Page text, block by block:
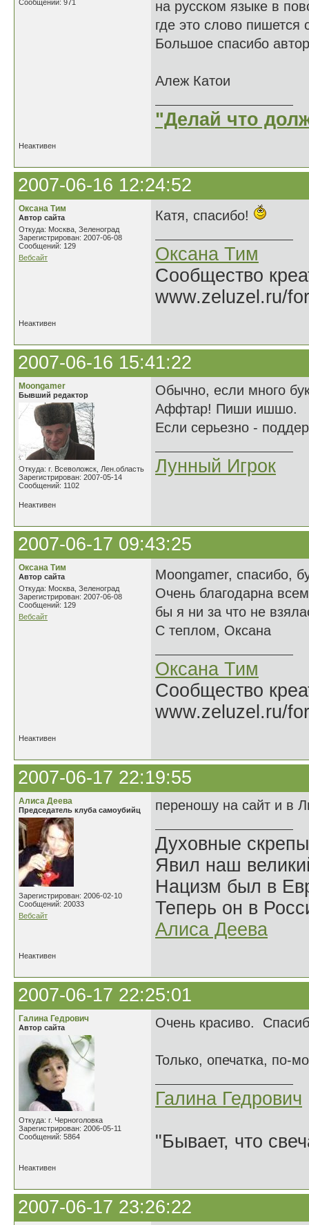
Сообщений: 971
на русском языке в
где это слово
Большое спасибо
Алеж Катои
"Делай что
Неактивен
2007-06-16 12:24:52
Оксана Тим
Автор сайта
Откуда: Москва, Зеленоград
Зарегистрирован: 2007-06-08
Сообщений: 129
Вебсайт
Катя, спасибо!
Оксана Тим
Сообщество
www.zeluzel.ru/
Неактивен
2007-06-16 15:41:22
Moongamer
Бывший редактор
Откуда: г. Всеволожск, Лен.область
Зарегистрирован: 2007-05-14
Сообщений: 1102
Обычно, если много
Аффтар! Пиши ишшо.
Если серьезно -
Лунный Игрок
Неактивен
2007-06-17 09:43:25
Оксана Тим
Автор сайта
Откуда: Москва, Зеленоград
Зарегистрирован: 2007-06-08
Сообщений: 129
Вебсайт
Moongamer, спасибо,
Очень благодарна
бы я ни за что не
С теплом, Оксана
Оксана Тим
Сообщество
www.zeluzel.ru/
Неактивен
2007-06-17 22:19:55
Алиса Деева
Председатель клуба самоубийц
Зарегистрирован: 2006-02-10
Сообщений: 20033
Вебсайт
переношу на сайт и в
Духовные
Явил наш
Нацизм был в
Теперь он в
Алиса Деева
Неактивен
2007-06-17 22:25:01
Галина Гедрович
Автор сайта
Откуда: г. Черноголовка
Зарегистрирован: 2006-05-11
Сообщений: 5864
Очень красиво.
Только, опечатка, по-
Галина Гедрович
"Бывает, что
Неактивен
2007-06-17 23:26:22